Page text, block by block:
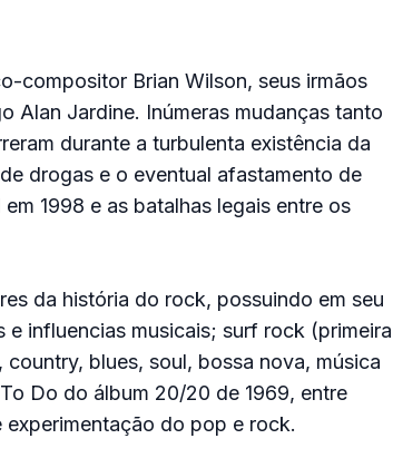
compositor Brian Wilson, seus irmãos
Alan Jardine. Inúmeras mudanças tanto
durante a turbulenta existência da
drogas e o eventual afastamento de
1998 e as batalhas legais entre os
da história do rock, possuindo em seu
influencias musicais; surf rock (primeira
blues, soul, bossa nova, música
Do do álbum 20/20 de 1969, entre
do pop e rock.